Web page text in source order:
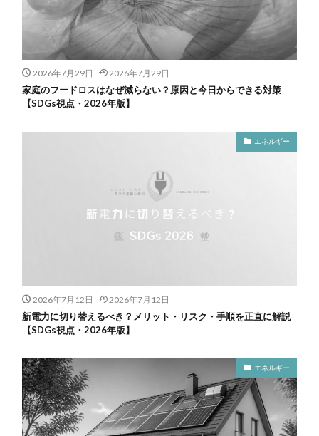
2026年7月29日 2026年7月29日
家庭のフードロスはなぜ減らない？原因と今日からできる対策
【SDGs視点・2026年版】
エネルギー
2026年7月12日 2026年7月12日
新電力に切り替えるべき？メリット・リスク・手順を正直に解説
【SDGs視点・2026年版】
エネルギー